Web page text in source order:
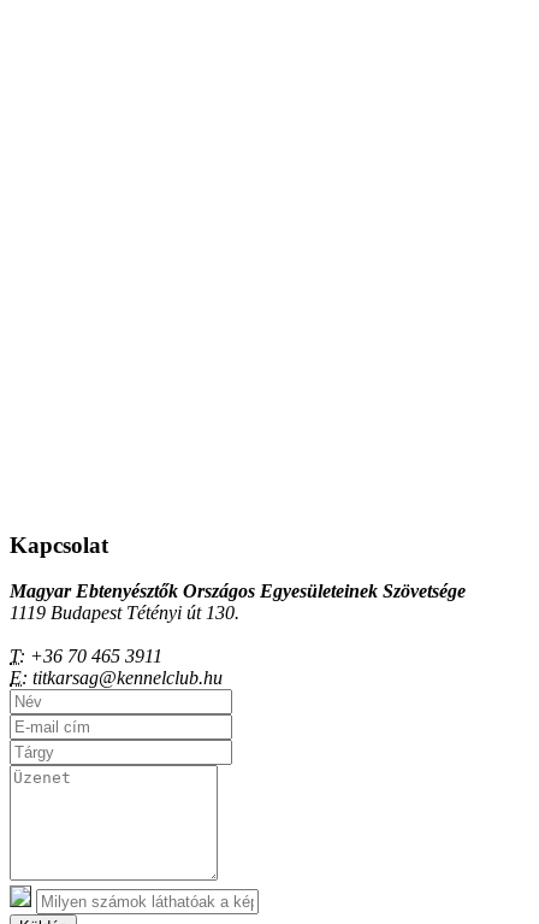
Kapcsolat
Magyar Ebtenyésztők Országos Egyesületeinek Szövetsége
1119 Budapest Tétényi út 130.
T: +36 70 465 3911
E: titkarsag@kennelclub.hu